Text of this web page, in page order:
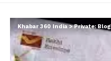
Khabar 360 India>Private: Blog